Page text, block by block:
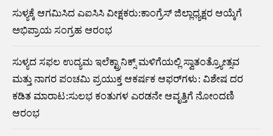
ಸುಳ್ಯಕ್ಕೆ ಆಗಮಿಸಿದ ಎಐಸಿಸಿ ವೀಕ್ಷಕರು:ಕಾಂಗ್ರೆಸ್ ಜಿಲ್ಲಾಧ್ಯಕ್ಷರ ಆಯ್ಕೆಗೆ
ಅಭಿಪ್ರಾಯ ಸಂಗ್ರಹ ಆರಂಭ
ಸುಳ್ಯದ ಸಫಲ ಉದ್ಯಮ ಇಲೆಕ್ಟ್ರಾನಿಕ್ಸ್ ಮಳಿಗೆಯಲ್ಲಿ ಸ್ವಾತಂತ್ರ್ಯೋತ್ಸವ
ಮತ್ತು ನಾಗರ ಪಂಚಮಿ ಪ್ರಯುಕ್ತ ಆಕರ್ಷಕ ಆಫರ್‌ಗಳು: ವಿಶೇಷ ದರ
ಕಡಿತ ಮಾರಾಟ:ಸುಲಭ ಕಂತುಗಳ ಎರಡನೇ ಆವೃತ್ತಿಗೆ ನೋಂದಣಿ
ಆರಂಭ